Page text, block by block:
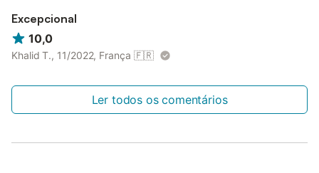
Excepcional
10,0
Khalid T., 11/2022, França 🇫🇷
Ler todos os comentários